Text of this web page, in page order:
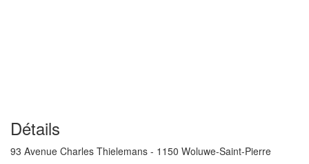
Détails
93 Avenue Charles Thielemans - 1150 Woluwe-Saint-Pierre